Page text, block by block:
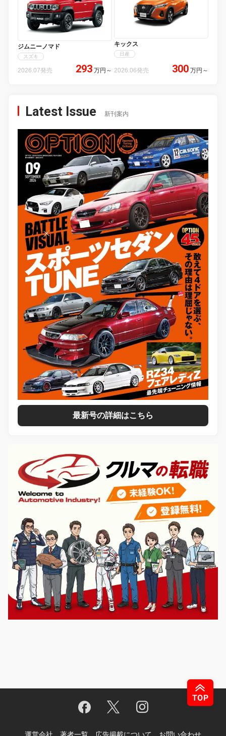
ジムニーノマド
スズキ
2026.07発売 293 万円 ～
キックス
日産
2026.06発売 300 万円 ～
Latest Issue 新刊案内
最新号の詳細はこちら